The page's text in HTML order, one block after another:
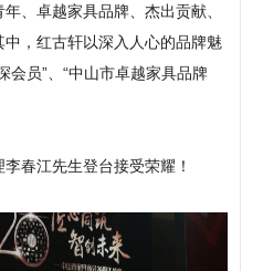
、卓越家具品牌、杰出贡献、
，红古轩以深入人心的品牌魅
会员”、“中山市卓越家具品牌
春江先生登台接受荣耀！